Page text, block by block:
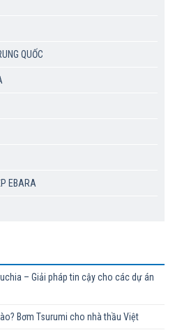
QUỐC
EBARA
– Giải pháp tin cậy cho các dự án
Bơm Tsurumi cho nhà thầu Việt